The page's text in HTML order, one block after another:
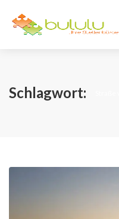
Schlagwort: